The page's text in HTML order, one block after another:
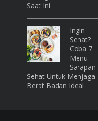
Saat Ini
Ingin
Sehat?
Coba 7
Menu
Sarapan
Sehat Untuk Menjaga
Berat Badan Ideal